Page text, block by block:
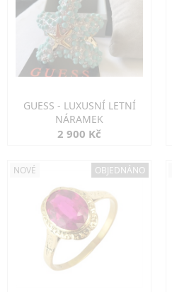
GUESS - LUXUSNÍ LETNÍ
NÁRAMEK
2 900 Kč
NOVÉ OBJEDNÁNO